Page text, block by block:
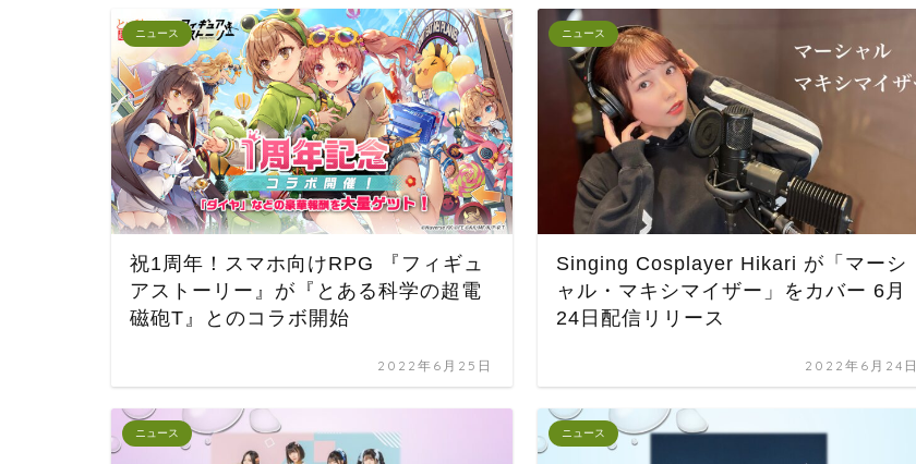
ニュース
祝1周年！スマホ向けRPG 『フィギュ
アストーリー』が『とある科学の超電
磁砲T』とのコラボ開始
2022年6月25日
ニュース
Singing Cosplayer Hikari が「マーシ
ャル・マキシマイザー」をカバー 6月
24日配信リリース
2022年6月24日
ニュース ニュース